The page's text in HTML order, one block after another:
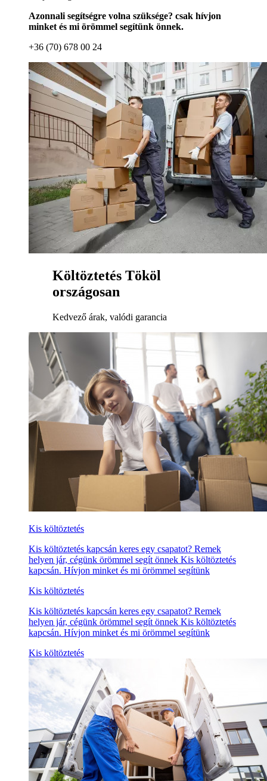
Azonnali segítségre volna szüksége? csak hívjon
minket és mi örömmel segítünk önnek.
+36 (70) 678 00 24
Költöztetés Tököl
országosan
Kedvező árak, valódi garancia
Kis költöztetés
Kis költöztetés kapcsán keres egy csapatot? Remek
helyen jár, cégünk örömmel segít önnek Kis költöztetés
kapcsán. Hívjon minket és mi örömmel segítünk
Kis költöztetés
Kis költöztetés kapcsán keres egy csapatot? Remek
helyen jár, cégünk örömmel segít önnek Kis költöztetés
kapcsán. Hívjon minket és mi örömmel segítünk
Kis költöztetés